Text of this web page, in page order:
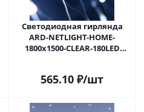
Светодиодная гирлянда
ARD-NETLIGHT-HOME-
1800x1500-CLEAR-180LED
565.10 ₽/шт